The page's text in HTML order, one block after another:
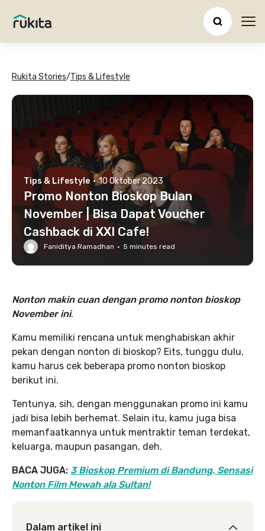
Rukita Stories/Tips & Lifestyle
Tips & Lifestyle · 10 Oktober 2023
Promo Nonton Bioskop Bulan
November | Bisa Dapat Voucher
Cashback di XXI Cafe!
Faniditya Ramadhan · 5 minutes read
Nonton makin cuan dengan promo nonton bioskop
November ini.
Kamu memiliki rencana untuk menghabiskan akhir
pekan dengan nonton di bioskop? Eits, tunggu dulu,
kamu harus cek beberapa promo nonton bioskop
berikut ini.
Tentunya, sih, dengan menggunakan promo ini kamu
jadi bisa lebih berhemat. Selain itu, kamu juga bisa
memanfaatkannya untuk mentraktir teman terdekat,
keluarga, maupun pasangan, deh.
BACA JUGA: 3 Bioskop Premium di Bandung, Sensasi
Nonton Film Mewah ala Sultan!
Dalam artikel ini